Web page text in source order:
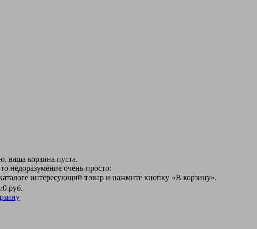
ваша корзина пуста.
недоразумение очень просто:
интересующий товар и нажмите кнопку «В корзину».
0 руб.